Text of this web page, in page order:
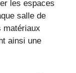
les espaces
salle de
matériaux
ainsi une